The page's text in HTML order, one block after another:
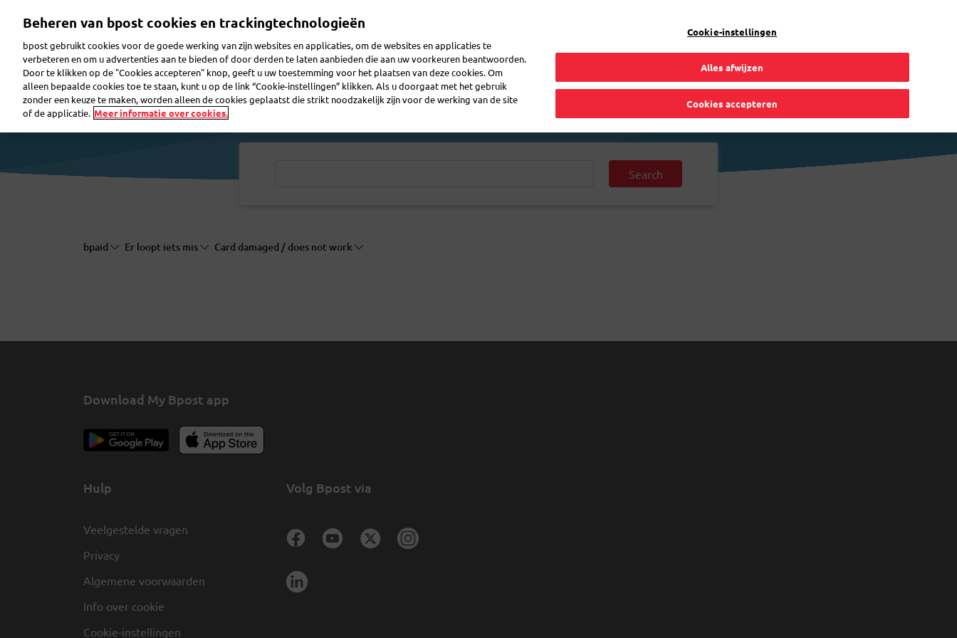
inhoud
Particulier
Pakje verzenden Pakje ontvangen Brief verzenden Post doorsturen Veelgestelde vragen eShop
Search
bpaid Er loopt iets mis Card damaged / does not work
Download My Bpost app
Hulp
Veelgestelde vragen
Privacy
Algemene voorwaarden
Info over cookie
Cookie-instellingen
Volg Bpost via
Beheren van bpost cookies en trackingtechnologieën
bpost gebruikt cookies voor de goede werking van zijn websites en applicaties, om de websites en applicaties te
verbeteren en om u advertenties aan te bieden of door derden te laten aanbieden die aan uw voorkeuren beantwoorden.
Door te klikken op de "Cookies accepteren" knop, geeft u uw toestemming voor het plaatsen van deze cookies. Om
alleen bepaalde cookies toe te staan, kunt u op de link “Cookie-instellingen” klikken. Als u doorgaat met het gebruik
zonder een keuze te maken, worden alleen de cookies geplaatst die strikt noodzakelijk zijn voor de werking van de site
of de applicatie. Meer informatie over cookies.
Cookie-instellingen
Alles afwijzen
Cookies accepteren